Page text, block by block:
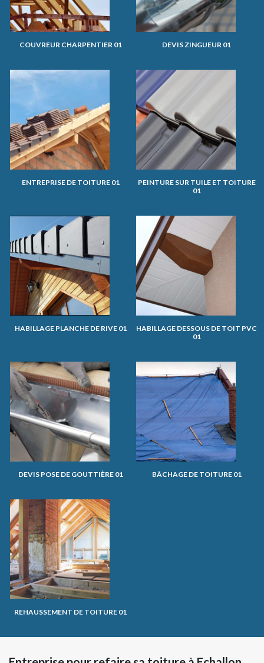
COUVREUR CHARPENTIER 01 DEVIS ZINGUEUR 01
ENTREPRISE DE TOITURE 01
PEINTURE SUR TUILE ET TOITURE
01
HABILLAGE PLANCHE DE RIVE 01
HABILLAGE DESSOUS DE TOIT PVC
01
DEVIS POSE DE GOUTTIÈRE 01 BÂCHAGE DE TOITURE 01
REHAUSSEMENT DE TOITURE 01